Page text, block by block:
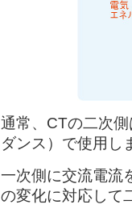
通常、CTの二次
ダンス）で使用し
一次側に交流電流
の変化に対応して